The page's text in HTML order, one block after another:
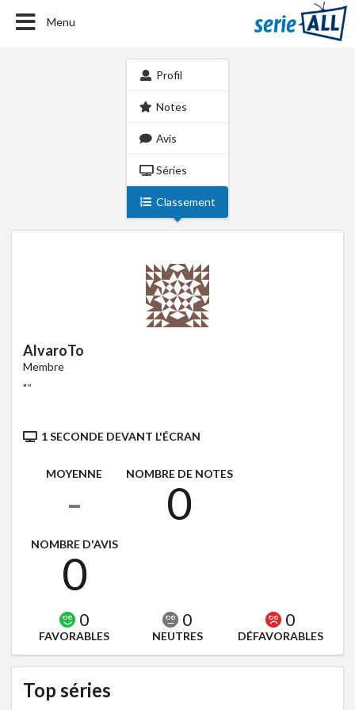
Menu
Profil
Notes
Avis
Séries
Classement
AlvaroTo
Membre
""
1 SECONDE DEVANT L'ÉCRAN
MOYENNE
-
NOMBRE DE NOTES
0
NOMBRE D'AVIS
0
0
FAVORABLES
0
NEUTRES
0
DÉFAVORABLES
Top séries